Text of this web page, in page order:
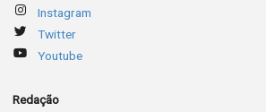
Instagram
Twitter
Youtube
Redação